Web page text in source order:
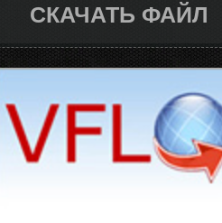
СКАЧАТЬ ФАЙЛ